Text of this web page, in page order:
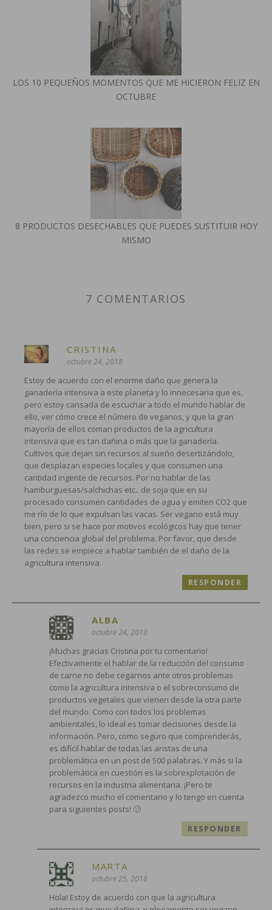
LOS 10 PEQUEÑOS MOMENTOS QUE ME HICIERON FELIZ EN
OCTUBRE
8 PRODUCTOS DESECHABLES QUE PUEDES SUSTITUIR HOY
MISMO
7 COMENTARIOS
CRISTINA
octubre 24, 2018
Estoy de acuerdo con el enorme daño que genera la
ganadería intensiva a este planeta y lo innecesaria que es,
pero estoy cansada de escuchar a todo el mundo hablar de
ello, ver cómo crece el número de veganos, y que la gran
mayoría de ellos coman productos de la agricultura
intensiva que es tan dañina o más que la ganadería.
Cultivos que dejan sin recursos al sueño desertizándolo,
que desplazan especies locales y que consumen una
cantidad ingente de recursos. Por no hablar de las
hamburguesas/salchichas etc.. de soja que en su
procesado consumen cantidades de agua y emiten CO2 que
me río de lo que expulsan las vacas. Ser vegano está muy
bien, pero si se hace por motivos ecológicos hay que tener
una conciencia global del problema. Por favor, que desde
las redes se empiece a hablar también de el daño de la
agricultura intensiva.
RESPONDER
ALBA
octubre 24, 2018
¡Muchas gracias Cristina por tu comentario!
Efectivamente el hablar de la reducción del consumo
de carne no debe cegarnos ante otros problemas
como la agricultura intensiva o el sobreconsumo de
productos vegetales que vienen desde la otra parte
del mundo. Como con todos los problemas
ambientales, lo ideal es tomar decisiones desde la
información. Pero, como seguro que comprenderás,
es difícil hablar de todas las aristas de una
problemática en un post de 500 palabras. Y más si la
problemática en cuestión es la sobrexplotación de
recursos en la industria alimentaria. ¡Pero te
agradezco mucho el comentario y lo tengo en cuenta
para siguientes posts! 🙂
RESPONDER
MARTA
octubre 25, 2018
Hola! Estoy de acuerdo con que la agricultura